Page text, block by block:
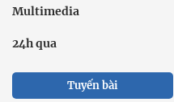
Multimedia
24h qua
Tuyến bài